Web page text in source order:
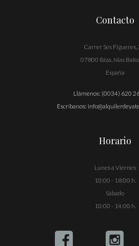
Contacto
Carrer Ses Figueres,
07800 Ibiza, Islas
España
Llámenos: (0034) 620
Escríbanos:
Horario
Lunes a Viernes
10:00 - 18:00 h.
Sábado
10:00 - 14:00 h.